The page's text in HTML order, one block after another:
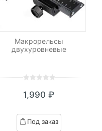
Макрорельсы
двухуровневые
out
based
on
1,990 ₽
Под заказ